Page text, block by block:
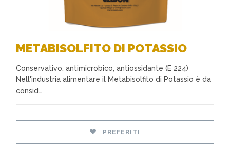
METABISOLFITO DI POTASSIO
Conservativo, antimicrobico, antiossidante (E 224)
Nell'industria alimentare il Metabisolfito di Potassio è da
consid…
PREFERITI